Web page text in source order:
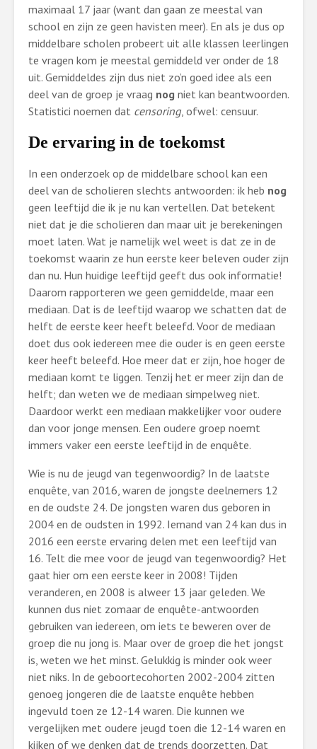
maximaal 17 jaar (want dan gaan ze meestal van
school en zijn ze geen havisten meer). En als je dus op
middelbare scholen probeert uit alle klassen leerlingen
te vragen kom je meestal gemiddeld ver onder de 18
uit. Gemiddeldes zijn dus niet zo’n goed idee als een
deel van de groep je vraag nog niet kan beantwoorden.
Statistici noemen dat censoring, ofwel: censuur.
De ervaring in de toekomst
In een onderzoek op de middelbare school kan een
deel van de scholieren slechts antwoorden: ik heb nog
geen leeftijd die ik je nu kan vertellen. Dat betekent
niet dat je die scholieren dan maar uit je berekeningen
moet laten. Wat je namelijk wel weet is dat ze in de
toekomst waarin ze hun eerste keer beleven ouder zijn
dan nu. Hun huidige leeftijd geeft dus ook informatie!
Daarom rapporteren we geen gemiddelde, maar een
mediaan. Dat is de leeftijd waarop we schatten dat de
helft de eerste keer heeft beleefd. Voor de mediaan
doet dus ook iedereen mee die ouder is en geen eerste
keer heeft beleefd. Hoe meer dat er zijn, hoe hoger de
mediaan komt te liggen. Tenzij het er meer zijn dan de
helft; dan weten we de mediaan simpelweg niet.
Daardoor werkt een mediaan makkelijker voor oudere
dan voor jonge mensen. Een oudere groep noemt
immers vaker een eerste leeftijd in de enquête.
Wie is nu de jeugd van tegenwoordig? In de laatste
enquête, van 2016, waren de jongste deelnemers 12
en de oudste 24. De jongsten waren dus geboren in
2004 en de oudsten in 1992. Iemand van 24 kan dus in
2016 een eerste ervaring delen met een leeftijd van
16. Telt die mee voor de jeugd van tegenwoordig? Het
gaat hier om een eerste keer in 2008! Tijden
veranderen, en 2008 is alweer 13 jaar geleden. We
kunnen dus niet zomaar de enquête-antwoorden
gebruiken van iedereen, om iets te beweren over de
groep die nu jong is. Maar over de groep die het jongst
is, weten we het minst. Gelukkig is minder ook weer
niet niks. In de geboortecohorten 2002-2004 zitten
genoeg jongeren die de laatste enquête hebben
ingevuld toen ze 12-14 waren. Die kunnen we
vergelijken met oudere jeugd toen die 12-14 waren en
kijken of we denken dat de trends doorzetten. Dat